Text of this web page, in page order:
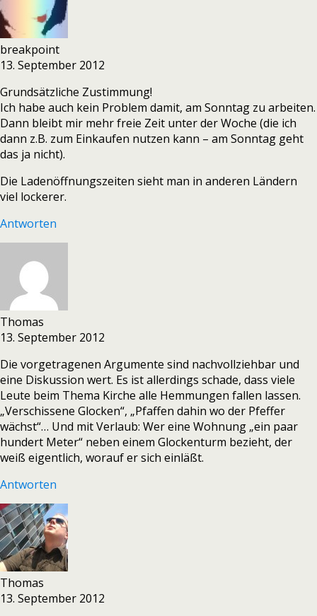
breakpoint
13. September 2012
Grundsätzliche Zustimmung!
Ich habe auch kein Problem damit, am Sonntag zu arbeiten.
Dann bleibt mir mehr freie Zeit unter der Woche (die ich
dann z.B. zum Einkaufen nutzen kann – am Sonntag geht
das ja nicht).
Die Ladenöffnungszeiten sieht man in anderen Ländern
viel lockerer.
Antworten
Thomas
13. September 2012
Die vorgetragenen Argumente sind nachvollziehbar und
eine Diskussion wert. Es ist allerdings schade, dass viele
Leute beim Thema Kirche alle Hemmungen fallen lassen.
„Verschissene Glocken“, „Pfaffen dahin wo der Pfeffer
wächst“… Und mit Verlaub: Wer eine Wohnung „ein paar
hundert Meter“ neben einem Glockenturm bezieht, der
weiß eigentlich, worauf er sich einläßt.
Antworten
Thomas
13. September 2012